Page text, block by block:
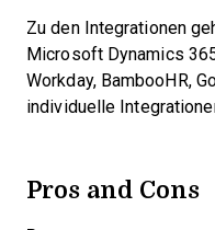
Zu den Integrationen
Microsoft Dynamics
Workday, BambooHR,
individuelle
Pros and Cons